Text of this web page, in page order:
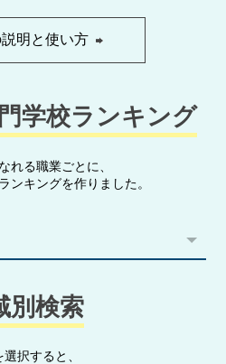
明と使い方
学校ランキング
れる職業ごとに、
ンキングを作りました。
別検索
択すると、